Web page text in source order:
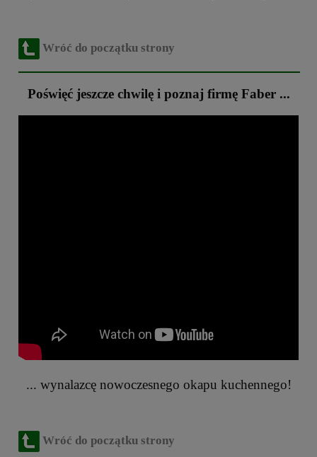
Wróć do początku strony
Poświęć jeszcze chwilę i poznaj firmę Faber ...
... wynalazcę nowoczesnego okapu kuchennego!
Wróć do początku strony